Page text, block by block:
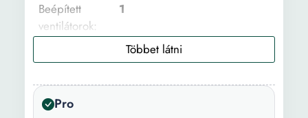
Beépített
ventilátorok:
1
Igen
Ház típus:
Pro